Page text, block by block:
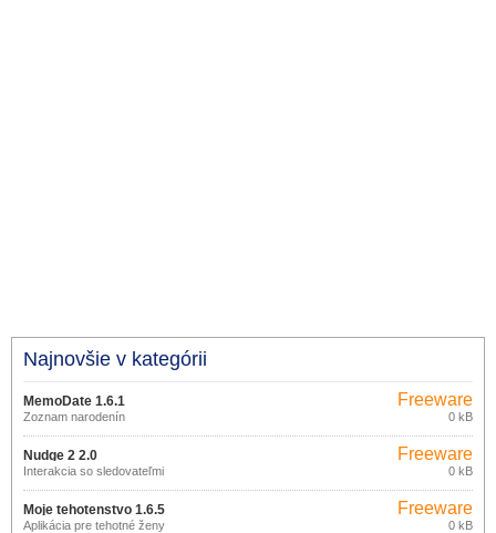
Najnovšie v kategórii
MemoDate 1.6.1
Zoznam narodenín
Freeware
0 kB
Nudge 2 2.0
Interakcia so sledovateľmi
Freeware
0 kB
Moje tehotenstvo 1.6.5
Aplikácia pre tehotné ženy
Freeware
0 kB